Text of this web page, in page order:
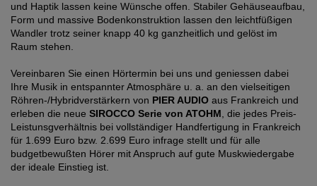
und Haptik lassen keine Wünsche offen. Stabiler Gehäuseaufbau,
Form und massive Bodenkonstruktion lassen den leichtfüßigen
Wandler trotz seiner knapp 40 kg ganzheitlich und gelöst im
Raum stehen.
Vereinbaren Sie einen Hörtermin bei uns und geniessen dabei
Ihre Musik in entspannter Atmosphäre u. a. an den vielseitigen
Röhren-/Hybridverstärkern von PIER AUDIO aus Frankreich und
erleben die neue SIROCCO Serie von ATOHM , die jedes Preis-
Leistunsgverhältnis bei vollständiger Handfertigung in Frankreich
für 1.699 Euro bzw. 2.699 Euro infrage stellt und für alle
budgetbewußten Hörer mit Anspruch auf gute Muskwiedergabe
der ideale Einstieg ist.